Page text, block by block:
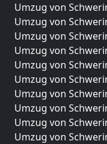
Umzug von
Umzug von
Umzug von
Umzug von
Umzug von
Umzug von
Umzug von
Umzug von
Umzug von
Umzug von